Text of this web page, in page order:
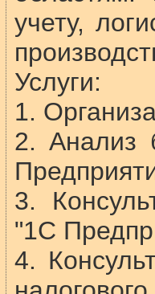
учету,
Услуги:
1.
2. Анализ
3.
"1С
4.